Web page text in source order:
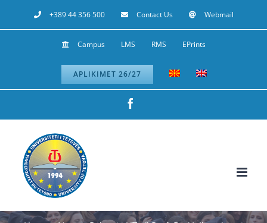
to
+389 44 356 500 Contact Us Webmail
Campus LMS RMS EPrints
APLIKIMET 26/27